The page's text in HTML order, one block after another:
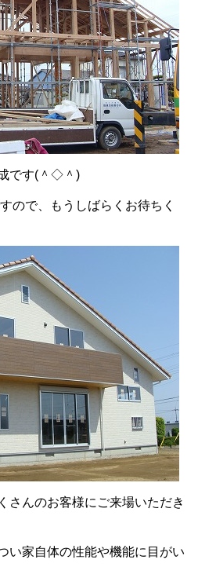
です(＾◇＾)
ので、もうしばらくお待ちく
さんのお客様にご来場いただき
い家自体の性能や機能に目がい